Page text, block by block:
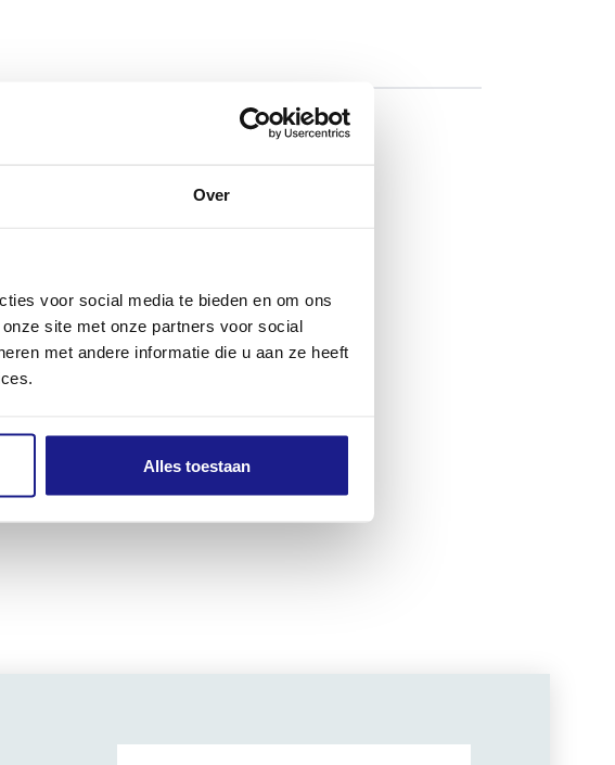
Over
voor social media te bieden en om ons
site met onze partners voor social
met andere informatie die u aan ze heeft
Alles toestaan
bijvoorbeeld bij
kou bij lagere
grip tijdens het werk.
Protect MS
bij
manchetten voorkomen dat